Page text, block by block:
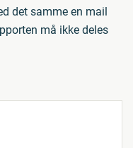
det samme en mail
må ikke deles